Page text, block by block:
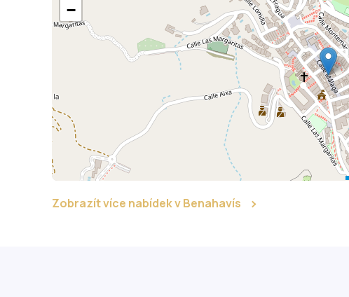
−
Zobrazít více nabídek v Benahavís